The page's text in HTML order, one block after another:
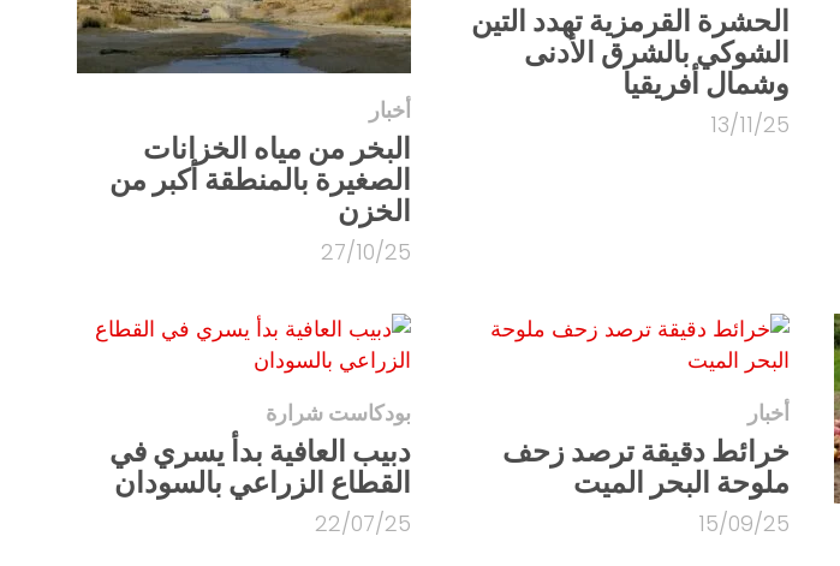
الحشرة القرمزية تهدد التين
الشوكي بالشرق الأدنى
وشمال أفريقيا
13/11/25 أخبار
البخر من مياه الخزانات
الصغيرة بالمنطقة أكبر من
الخزن
27/10/25
أخبار
خرائط دقيقة ترصد زحف
ملوحة البحر الميت
15/09/25
بودكاست شرارة
دبيب العافية بدأ يسري في
القطاع الزراعي بالسودان
22/07/25